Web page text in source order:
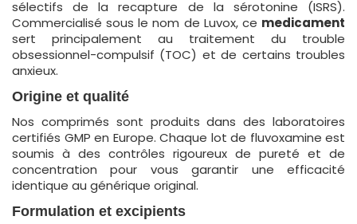
sélectifs de la recapture de la sérotonine (ISRS).
Commercialisé sous le nom de Luvox, ce medicament
sert principalement au traitement du trouble
obsessionnel-compulsif (TOC) et de certains troubles
anxieux.
Origine et qualité
Nos comprimés sont produits dans des laboratoires
certifiés GMP en Europe. Chaque lot de fluvoxamine est
soumis à des contrôles rigoureux de pureté et de
concentration pour vous garantir une efficacité
identique au générique original.
Formulation et excipients